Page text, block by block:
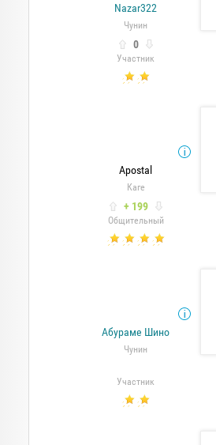
Nazar322
Чунин
0
Участник
Apostal
Каге
+ 199
Общительный
Абураме Шино
Чунин
Участник